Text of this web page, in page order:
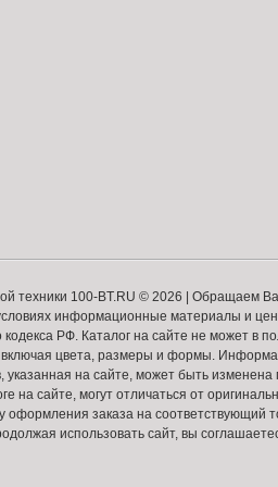
техники 100-BT.RU © 2026 | Обращаем
информационные материалы и
кодекса РФ. Каталог на сайте не может в
включая цвета, размеры и формы.
указанная на сайте, может быть
на сайте, могут отличаться от
оформления заказа на
использовать сайт, вы